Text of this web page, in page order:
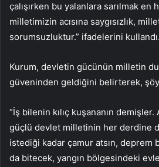
çalışırken bu yalanlara sarılmak en
milletimizin acısına saygısızlık,
sorumsuzluktur.” ifadelerini kullandı.
Kurum, devletin gücünün milletin
güveninden geldiğini belirterek,
“İş bilenin kılıç kuşananın demişler.
güçlü devlet milletinin her derdine
istediği kadar çamur atsın, deprem
da bitecek, yangın bölgesindeki